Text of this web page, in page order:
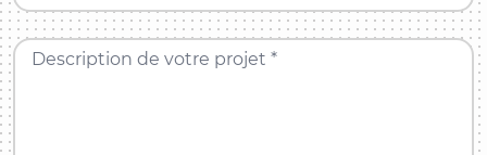
Description de votre projet *